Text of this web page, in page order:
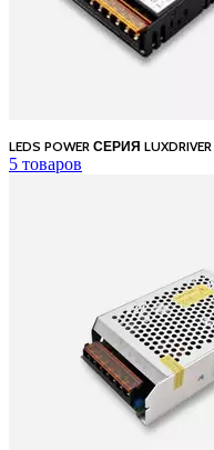
LEDS POWER СЕРИЯ LUXDRIVER
5 товаров